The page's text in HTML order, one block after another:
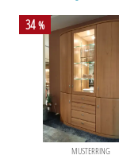
34%
MUSTERRING